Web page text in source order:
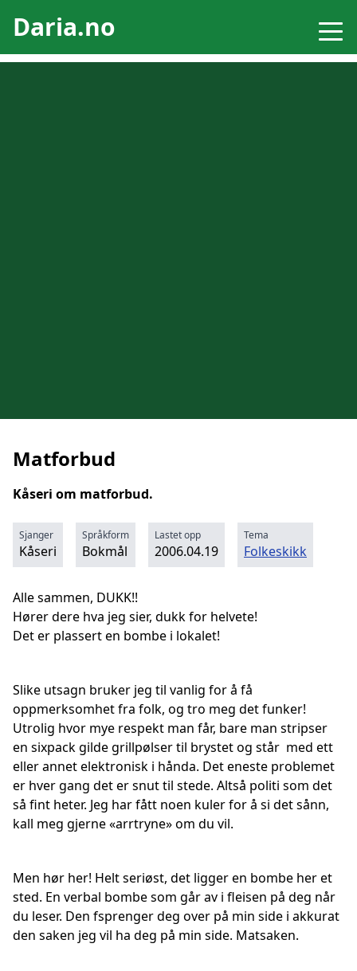
Daria.no
Matforbud
Kåseri om matforbud.
Sjanger
Kåseri
Språkform
Bokmål
Lastet opp
2006.04.19
Tema
Folkeskikk
Alle sammen, DUKK!!
Hører dere hva jeg sier, dukk for helvete!
Det er plassert en bombe i lokalet!
Slike utsagn bruker jeg til vanlig for å få
oppmerksomhet fra folk, og tro meg det funker!
Utrolig hvor mye respekt man får, bare man stripser
en sixpack gilde grillpølser til brystet og står med ett
eller annet elektronisk i hånda. Det eneste problemet
er hver gang det er snut til stede. Altså politi som det
så fint heter. Jeg har fått noen kuler for å si det sånn,
kall meg gjerne «arrtryne» om du vil.
Men hør her! Helt seriøst, det ligger en bombe her et
sted. En verbal bombe som går av i fleisen på deg når
du leser. Den fsprenger deg over på min side i akkurat
den saken jeg vil ha deg på min side. Matsaken.